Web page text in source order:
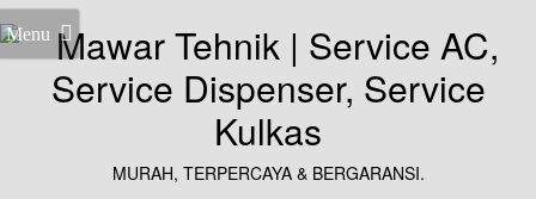
Menu
MURAH, TERPERCAYA & BERGARANSI.